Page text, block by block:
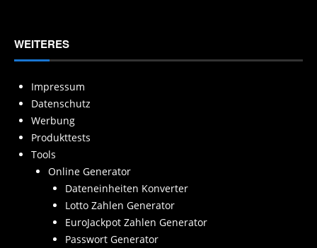
WEITERES
Impressum
Datenschutz
Werbung
Produkttests
Tools
Online Generator
Dateneinheiten Konverter
Lotto Zahlen Generator
EuroJackpot Zahlen Generator
Passwort Generator